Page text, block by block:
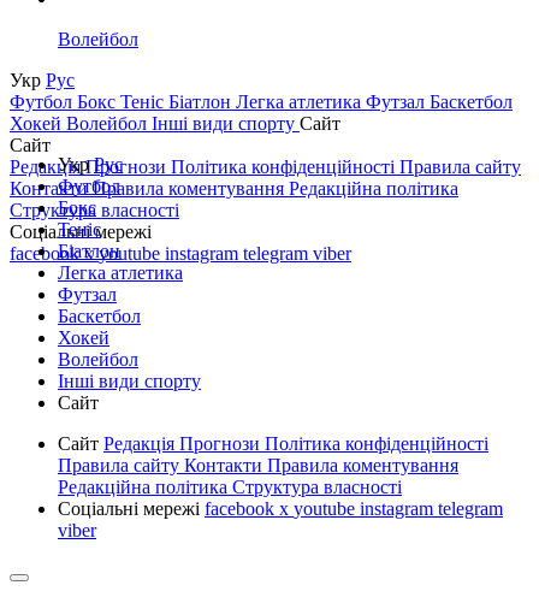
Волейбол
Укр Рус
Футбол Бокс Теніс Біатлон Легка атлетика Футзал Баскетбол
Хокей Волейбол Інші види спорту Сайт
Сайт
РедакціяПрогнози Політика конфіденційності Правила сайту
КонтактиПравила коментування Редакційна політика
Структура власності
Соціальні мережі
facebookxyoutube instagram telegram viber
УкрРус
Футбол
Бокс
Теніс
Біатлон
Легка атлетика
Футзал
Баскетбол
Хокей
Волейбол
Інші види спорту
Сайт
Сайт Редакція Прогнози Політика конфіденційності
Правила сайту Контакти Правила коментування
Редакційна політика Структура власності
Соціальні мережі facebook x youtube instagram telegram
viber